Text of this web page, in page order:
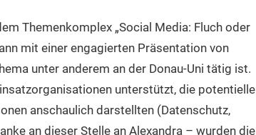
Themenkomplex „Social Media: Fluch oder
mit einer engagierten Präsentation von
unter anderem an der Donau-Uni tätig ist.
unterstützt, die potentielle
anschaulich darstellten (Datenschutz,
an dieser Stelle an Alexandra – wurden die